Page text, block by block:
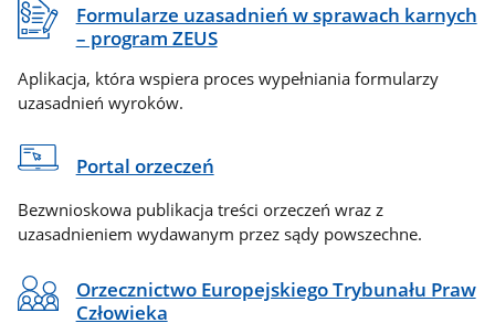
Formularze uzasadnień w sprawach karnych
– program ZEUS
Aplikacja, która wspiera proces wypełniania formularzy
uzasadnień wyroków.
Portal orzeczeń
Bezwnioskowa publikacja treści orzeczeń wraz z
uzasadnieniem wydawanym przez sądy powszechne.
Orzecznictwo Europejskiego Trybunału Praw
Człowieka